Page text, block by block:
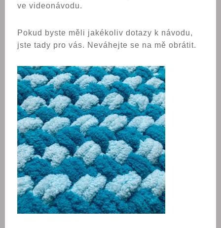
ve videonávodu.
Pokud byste měli jakékoliv dotazy k návodu,
jste tady pro vás. Neváhejte se na mě obrátit.